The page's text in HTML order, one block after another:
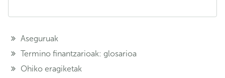
Aseguruak
Termino finantzarioak: glosarioa
Ohiko eragiketak